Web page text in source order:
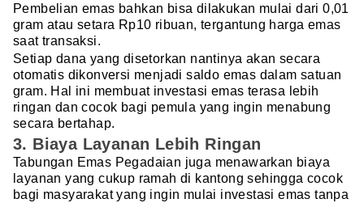
Pembelian emas bahkan bisa dilakukan mulai dari 0,01
gram atau setara Rp10 ribuan, tergantung harga emas
saat transaksi.
Setiap dana yang disetorkan nantinya akan secara
otomatis dikonversi menjadi saldo emas dalam satuan
gram. Hal ini membuat investasi emas terasa lebih
ringan dan cocok bagi pemula yang ingin menabung
secara bertahap.
3. Biaya Layanan Lebih Ringan
Tabungan Emas Pegadaian juga menawarkan biaya
layanan yang cukup ramah di kantong sehingga cocok
bagi masyarakat yang ingin mulai investasi emas tanpa